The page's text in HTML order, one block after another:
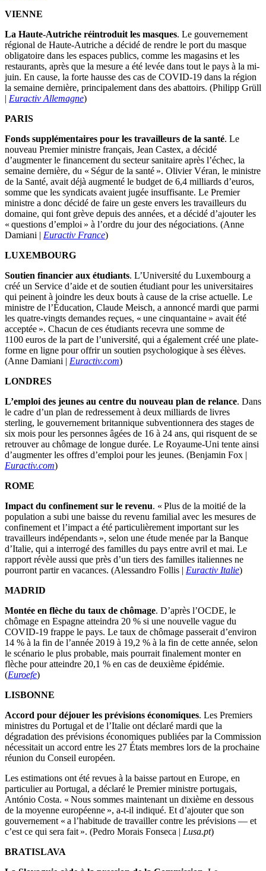
VIENNE
La Haute-Autriche réintroduit les masques. Le gouvernement
régional de Haute-Autriche a décidé de rendre le port du masque
obligatoire dans les espaces publics, comme les magasins et les
restaurants, après que la mesure a été levée dans tout le pays à la mi-
juin. En cause, la forte hausse des cas de COVID-19 dans la région
la semaine dernière, principalement dans des abattoirs. (Philipp Grüll
| Euractiv Allemagne)
PARIS
Fonds supplémentaires pour les travailleurs de la santé. Le
nouveau Premier ministre français, Jean Castex, a décidé
d’augmenter le financement du secteur sanitaire après l’échec, la
semaine dernière, du « Ségur de la santé ». Olivier Véran, le ministre
de la Santé, avait déjà augmenté le budget de 6,4 milliards d’euros,
somme que les syndicats avaient jugée insuffisante. Le Premier
ministre a donc décidé de faire un geste envers les travailleurs du
domaine, qui font grève depuis des années, et a décidé d’ajouter les
« questions d’emploi » à l’ordre du jour des négociations. (Anne
Damiani | Euractiv France)
LUXEMBOURG
Soutien financier aux étudiants. L’Université du Luxembourg a
créé un Service d’aide et de soutien étudiant pour les universitaires
qui peinent à joindre les deux bouts à cause de la crise actuelle. Le
ministre de l’Éducation, Claude Meisch, a annoncé mardi que parmi
les quatre-vingts demandes reçues, « une cinquantaine » avait été
acceptée ». Chacun de ces étudiants recevra une somme de
1100 euros de la part de l’université, qui a également créé une plate-
forme en ligne pour offrir un soutien psychologique à ses élèves.
(Anne Damiani | Euractiv.com)
LONDRES
L’emploi des jeunes au centre du nouveau plan de relance. Dans
le cadre d’un plan de redressement à deux milliards de livres
sterling, le gouvernement britannique subventionnera des stages de
six mois pour les personnes âgées de 16 à 24 ans, qui risquent de se
retrouver au chômage de longue durée. Le Royaume-Uni tente ainsi
d’augmenter les offres d’emploi pour les jeunes. (Benjamin Fox |
Euractiv.com)
ROME
Impact du confinement sur le revenu. « Plus de la moitié de la
population a subi une baisse du revenu familial avec les mesures de
confinement et l’impact a été particulièrement important sur les
travailleurs indépendants », selon une étude menée par la Banque
d’Italie, qui a interrogé des familles du pays entre avril et mai. Le
rapport révèle aussi que près d’un tiers des familles italiennes ne
pourront partir en vacances. (Alessandro Follis | Euractiv Italie)
MADRID
Montée en flèche du taux de chômage. D’après l’OCDE, le
chômage en Espagne atteindra 20 % si une nouvelle vague du
COVID-19 frappe le pays. Le taux de chômage passerait d’environ
14 % à la fin de l’année 2019 à 19,2 % à la fin de cette année, selon
le scénario le plus probable, mais pourrait finalement monter en
flèche pour atteindre 20,1 % en cas de deuxième épidémie.
(Euroefe)
LISBONNE
Accord pour déjouer les prévisions économiques. Les Premiers
ministres du Portugal et de l’Italie ont déclaré mardi que la
dégradation des prévisions économiques publiées par la Commission
nécessitait un accord entre les 27 États membres lors de la prochaine
réunion du Conseil européen.
Les estimations ont été revues à la baisse partout en Europe, en
particulier au Portugal, a déclaré le Premier ministre portugais,
António Costa. « Nous sommes maintenant un dixième en dessous
de la moyenne européenne », a-t-il indiqué. Et d’ajouter que son
gouvernement « a l’habitude de travailler contre les prévisions — et
c’est ce qui sera fait ». (Pedro Morais Fonseca | Lusa.pt)
BRATISLAVA